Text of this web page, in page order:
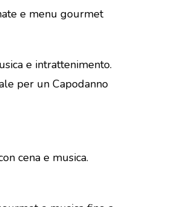
e menu gourmet
e intrattenimento.
per un Capodanno
cena e musica.